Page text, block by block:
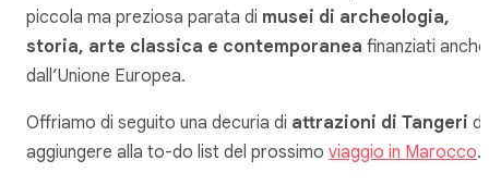
piccola ma preziosa parata di musei di archeologia,
storia, arte classica e contemporanea finanziati anche
dall’Unione Europea.
Offriamo di seguito una decuria di attrazioni di Tangeri
aggiungere alla to-do list del prossimo viaggio in Marocco.